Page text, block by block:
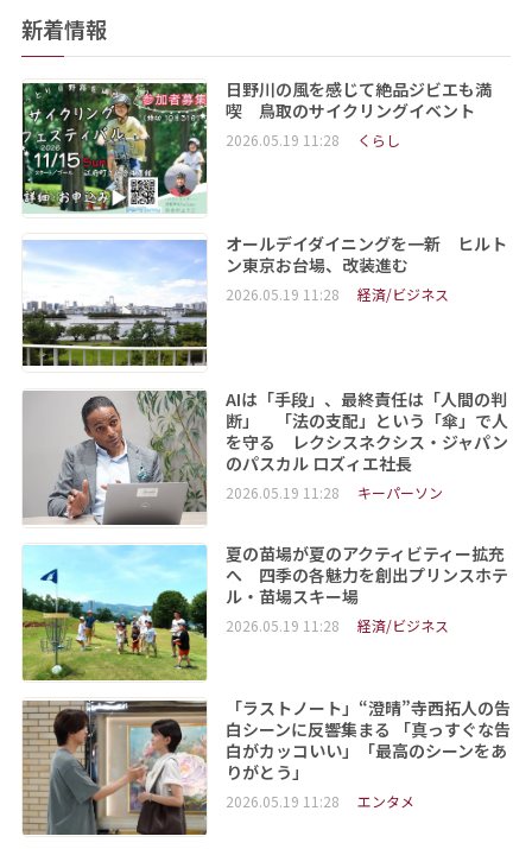
新着情報
日野川の風を感じて絶品ジビエも満
喫 鳥取のサイクリングイベント
2026.05.19 11:28 くらし
オールデイダイニングを一新 ヒルト
ン東京お台場、改装進む
2026.05.19 11:28 経済/ビジネス
AIは「手段」、最終責任は「人間の判
断」 「法の支配」という「傘」で人
を守る レクシスネクシス・ジャパン
のパスカル ロズィエ社長
2026.05.19 11:28 キーパーソン
夏の苗場が夏のアクティビティー拡充
へ 四季の各魅力を創出プリンスホテ
ル・苗場スキー場
2026.05.19 11:28 経済/ビジネス
「ラストノート」“澄晴”寺西拓人の告
白シーンに反響集まる 「真っすぐな告
白がカッコいい」「最高のシーンをあ
りがとう」
2026.05.19 11:28 エンタメ